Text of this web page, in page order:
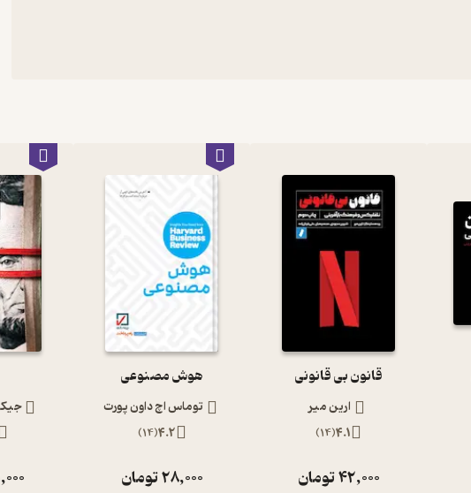
قانون بی قانونی
ارین میر
4.1
(
14
)
42,000تومان
هوش مصنوعی
توماس اچ داون پورت
4.2
(
14
)
28,000تومان